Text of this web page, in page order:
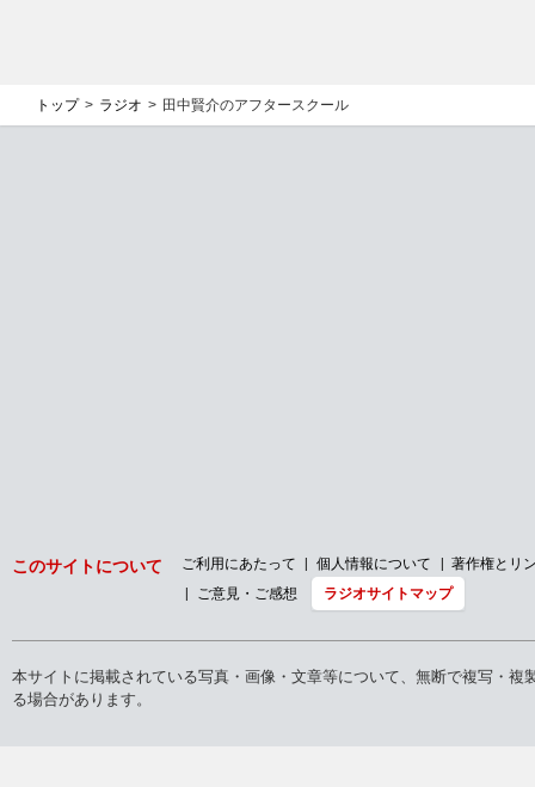
トップ ラジオ 田中賢介のアフタースクール
このサイトについて ご利用にあたって 個人情報について
著作権とリ
ご意見・ご感想
ラジオサイトマップ
本サイトに掲載されている写真・画像・文章等について、無断で複写・
る場合があります。